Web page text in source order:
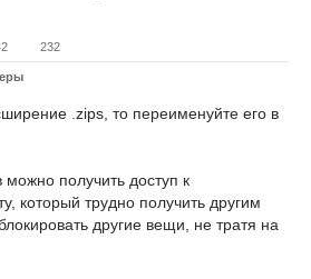
232
.zips, то переименуйте его в
получить доступ к
который трудно получить другим
другие вещи, не тратя на